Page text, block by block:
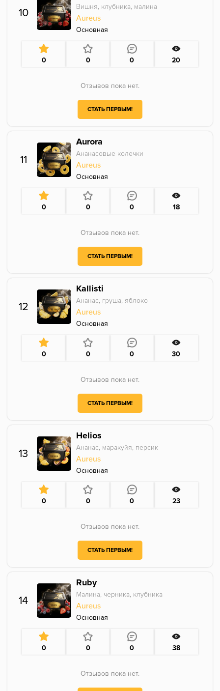
10 Вишня, клубника, малина
Aureus
Основная
0 0 0 20
Отзывов пока нет.
СТАТЬ ПЕРВЫМ!
11
Aurora
Ананасовые колечки
Aureus
Основная
0 0 0 18
Отзывов пока нет.
СТАТЬ ПЕРВЫМ!
12
Kallisti
Ананас, груша, яблоко
Aureus
Основная
0 0 0 30
Отзывов пока нет.
СТАТЬ ПЕРВЫМ!
13
Helios
Ананас, маракуйя, персик
Aureus
Основная
0 0 0 23
Отзывов пока нет.
СТАТЬ ПЕРВЫМ!
14
Ruby
Малина, черника, клубника
Aureus
Основная
0 0 0 38
Отзывов пока нет.